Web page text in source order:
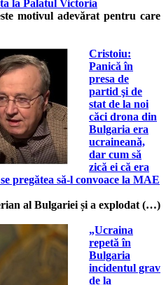
la Palatul Victoria
motivul adevărat pentru care
Cristoiu:
Panică în
presa de
partid şi de
stat de la noi
căci drona din
Bulgaria era
ucraineană,
dar cum să
zică ei că era
pregătea să-l convoace la MAE
al Bulgariei și a explodat (…)
„Ucraina
repetă în
Bulgaria
incidentul grav
de la